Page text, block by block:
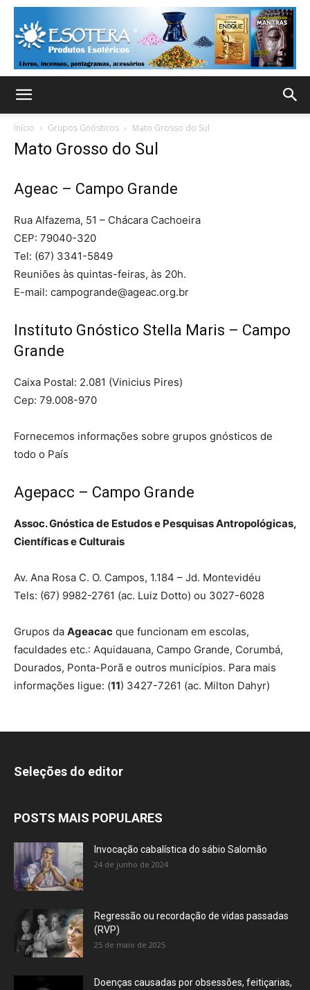
Início Grupos Gnósticos Mato Grosso do Sul
Mato Grosso do Sul
Ageac – Campo Grande
Rua Alfazema, 51 – Chácara Cachoeira
CEP: 79040-320
Tel: (67) 3341-5849
Reuniões às quintas-feiras, às 20h.
E-mail: campogrande@ageac.org.br
Instituto Gnóstico Stella Maris – Campo
Grande
Caixa Postal: 2.081 (Vinicius Pires)
Cep: 79.008-970
Fornecemos informações sobre grupos gnósticos de
todo o País
Agepacc – Campo Grande
Assoc. Gnóstica de Estudos e Pesquisas Antropológicas,
Científicas e Culturais
Av. Ana Rosa C. O. Campos, 1.184 – Jd. Montevidéu
Tels: (67) 9982-2761 (ac. Luiz Dotto) ou 3027-6028
Grupos da Ageacac que funcionam em escolas,
faculdades etc.: Aquidauana, Campo Grande, Corumbá,
Dourados, Ponta-Porã e outros municípios. Para mais
informações ligue: (11) 3427-7261 (ac. Milton Dahyr)
Seleções do editor
POSTS MAIS POPULARES
Invocação cabalística do sábio Salomão
24 de junho de 2024
Regressão ou recordação de vidas passadas
(RVP)
25 de maio de 2025
Doenças causadas por obsessões, feitiçarias,